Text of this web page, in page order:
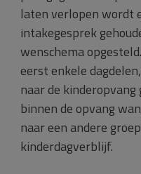
laten verlopen wordt
intakegesprek
wenschema
eerst enkele
naar de
binnen de opvang
naar een andere
kinderdagverblijf.